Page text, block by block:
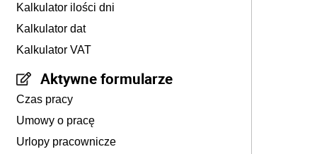
Kalkulator ilości dni
Kalkulator dat
Kalkulator VAT
Aktywne formularze
Czas pracy
Umowy o pracę
Urlopy pracownicze